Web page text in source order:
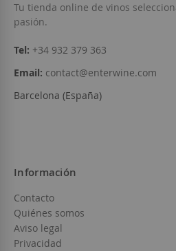
Tu tienda online de vinos
pasión.
Tel: +34 932 379 363
Email: contact@enterwine.com
Barcelona (España)
Información
Contacto
Quiénes somos
Aviso legal
Privacidad